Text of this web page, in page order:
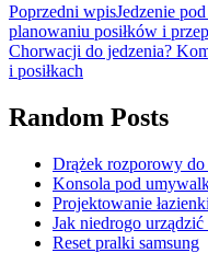
Poprzedni wpisJedzenie
planowaniu posiłków i
Chorwacji do jedzenia?
i posiłkach
Random Posts
Drążek rozporowy do
Konsola pod
Projektowanie
Jak niedrogo urządzić
Reset pralki samsung